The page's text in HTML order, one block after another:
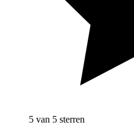
5 van 5 sterren